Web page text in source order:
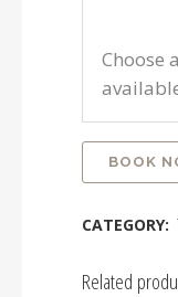
Choose
BOOK
CATEGORY:
Related